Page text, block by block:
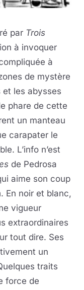
par Trois
à invoquer
à
de mystère
et les abysses
phare de cette
un manteau
carapater le
L’info n’est
de Pedrosa
aime son coup
En noir et blanc,
vigueur
extraordinaires
tout dire. Ses
un
traits
force de